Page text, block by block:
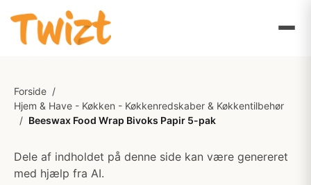
Forside /
Hjem & Have - Køkken - Køkkenredskaber & Køkkentilbehør
/ Beeswax Food Wrap Bivoks Papir 5-pak
Dele af indholdet på denne side kan være genereret
med hjælp fra AI.